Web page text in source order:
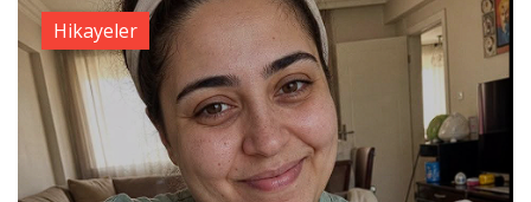
Hikayeler